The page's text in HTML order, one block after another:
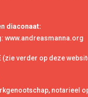
diaconaat:
www.andreasmanna.org
(zie verder op deze
notarieel